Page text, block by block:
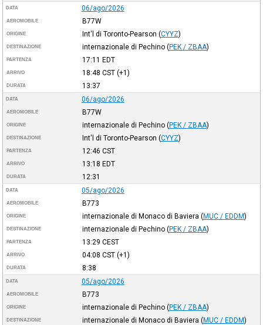
DATA 06/ago/2026
AEROMOBILE B77W
ORIGINE Int'l di Toronto-Pearson (CYYZ)
DESTINAZIONE internazionale di Pechino (PEK / ZBAA)
PARTENZA 17:11 EDT
ARRIVO 18:48 CST(+1)
DURATA 13:37
DATA 06/ago/2026
AEROMOBILE B77W
ORIGINE internazionale di Pechino (PEK / ZBAA)
DESTINAZIONE Int'l di Toronto-Pearson (CYYZ)
PARTENZA 12:46 CST
ARRIVO 13:18 EDT
DURATA 12:31
DATA 05/ago/2026
AEROMOBILE B773
ORIGINE internazionale di Monaco di Baviera (MUC / EDDM)
DESTINAZIONE internazionale di Pechino (PEK / ZBAA)
PARTENZA 13:29 CEST
ARRIVO 04:08 CST(+1)
DURATA 8:38
DATA 05/ago/2026
AEROMOBILE B773
ORIGINE internazionale di Pechino (PEK / ZBAA)
DESTINAZIONE internazionale di Monaco di Baviera (MUC / EDDM)